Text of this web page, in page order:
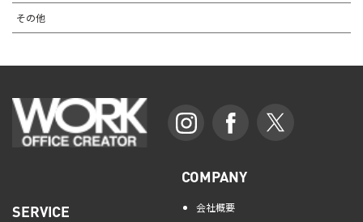
その他
SERVICE
COMPANY
会社概要